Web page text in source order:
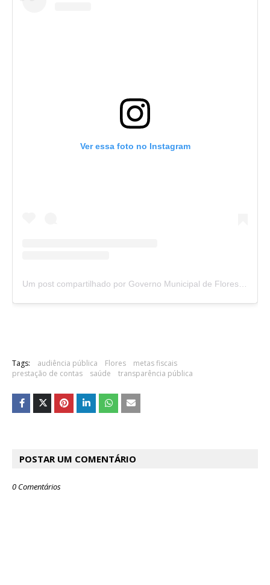
Ver essa foto no Instagram
Um post compartilhado por Governo Municipal de Flores (@prefeituradeflores)
Tags: audiência pública Flores
metas fiscais
prestação de contas
saúde transparência pública
POSTAR UM COMENTÁRIO
0 Comentários